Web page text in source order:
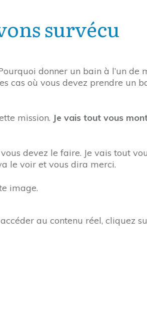
survécu
donner un bain à l’un de
où vous devez prendre un
mission. Je vais tout vous
devez le faire. Je vais tout
le voir et vous dira merci.
image.
au contenu réel, cliquez